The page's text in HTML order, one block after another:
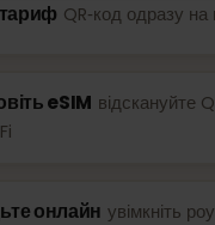
QR‑код одразу
eSIM відскануйте
онлайн увімкніть